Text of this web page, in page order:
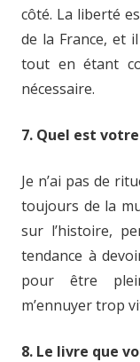
côté. La liberté
de la France, et
tout en étant
nécessaire.
7. Quel est
Je n’ai pas de
toujours de la
sur l’histoire,
tendance à
pour être
m’ennuyer trop
8. Le livre que